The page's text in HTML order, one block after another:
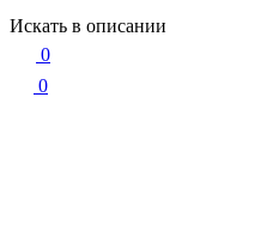
Искать в описании
0
0